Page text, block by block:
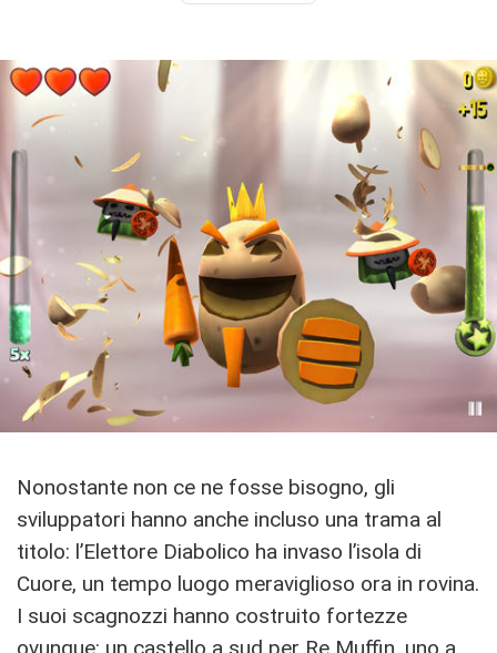
Nonostante non ce ne fosse bisogno, gli
sviluppatori hanno anche incluso una trama al
titolo: l’Elettore Diabolico ha invaso l’isola di
Cuore, un tempo luogo meraviglioso ora in rovina.
I suoi scagnozzi hanno costruito fortezze
ovunque: un castello a sud per Re Muffin, uno a